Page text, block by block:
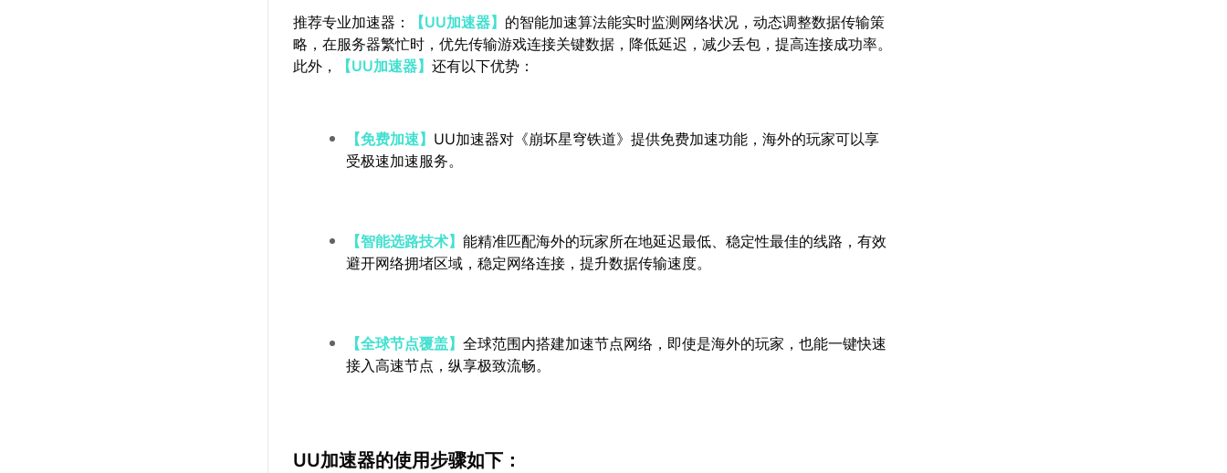
推荐专业加速器： 【UU加速器】 的智能加速算法能实时监测网络状况，动态调整数据传输策
略，在服务器繁忙时，优先传输游戏连接关键数据，降低延迟，减少丢包，提高连接成功率。
此外，
【UU加速器】还有以下优势：
【免费加速】 UU加速器对《崩坏星穹铁道》提供免费加速功能，海外的玩家可以享
受极速加速服务。
【智能选路技术】能精准匹配海外的玩家所在地延迟最低、稳定性最佳的线路，有效
避开网络拥堵区域，稳定网络连接，提升数据传输速度。
【全球节点覆盖】全球范围内搭建加速节点网络，即使是海外的玩家，也能一键快速
接入高速节点，纵享极致流畅。
UU加速器的使用步骤如下：